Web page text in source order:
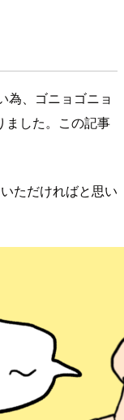
為、ゴニョゴニョ
ました。この記事
ただければと思い